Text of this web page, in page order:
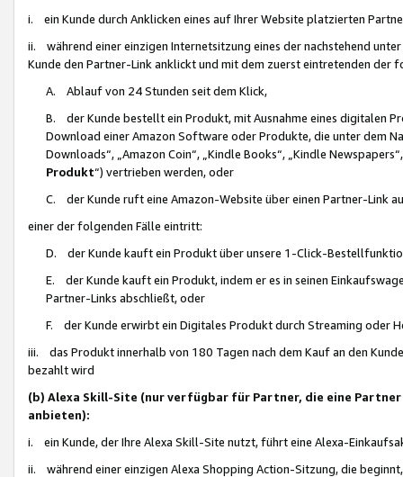
i. ein Kunde durch Anklicken eines auf Ihrer Website platzierten
ii. während einer einzigen Internetsitzung eines der nachstehend
Kunde den Partner-Link anklickt und mit dem zuerst eintretenden der
A. Ablauf von 24 Stunden seit dem Klick,
B. der Kunde bestellt ein Produkt, mit Ausnahme eines digitalen
Download einer Amazon Software oder Produkte, die unter dem
Downloads“, „Amazon Coin“, „Kindle Books“, „Kindle
Produkt“) vertrieben werden, oder
C. der Kunde ruft eine Amazon-Website über einen Partner-Link
einer der folgenden Fälle eintritt:
D. der Kunde kauft ein Produkt über unsere 1-Click-
E. der Kunde kauft ein Produkt, indem er es in seinen
Partner-Links abschließt, oder
F. der Kunde erwirbt ein Digitales Produkt durch Streaming oder
iii. das Produkt innerhalb von 180 Tagen nach dem Kauf an den
bezahlt wird
(b) Alexa Skill-Site (nur verfügbar für Partner, die eine
anbieten):
i. ein Kunde, der Ihre Alexa Skill-Site nutzt, führt eine Alexa-
ii. während einer einzigen Alexa Shopping Action-Sitzung, die